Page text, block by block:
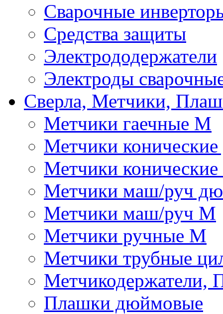
Сварочные
Средства защиты
Электрододержатели
Электроды
Сверла, Метчики,
Метчики гаечные М
Метчики
Метчики
Метчики маш/руч
Метчики маш/руч М
Метчики ручные М
Метчики трубные
Метчикодержатели,
Плашки дюймовые